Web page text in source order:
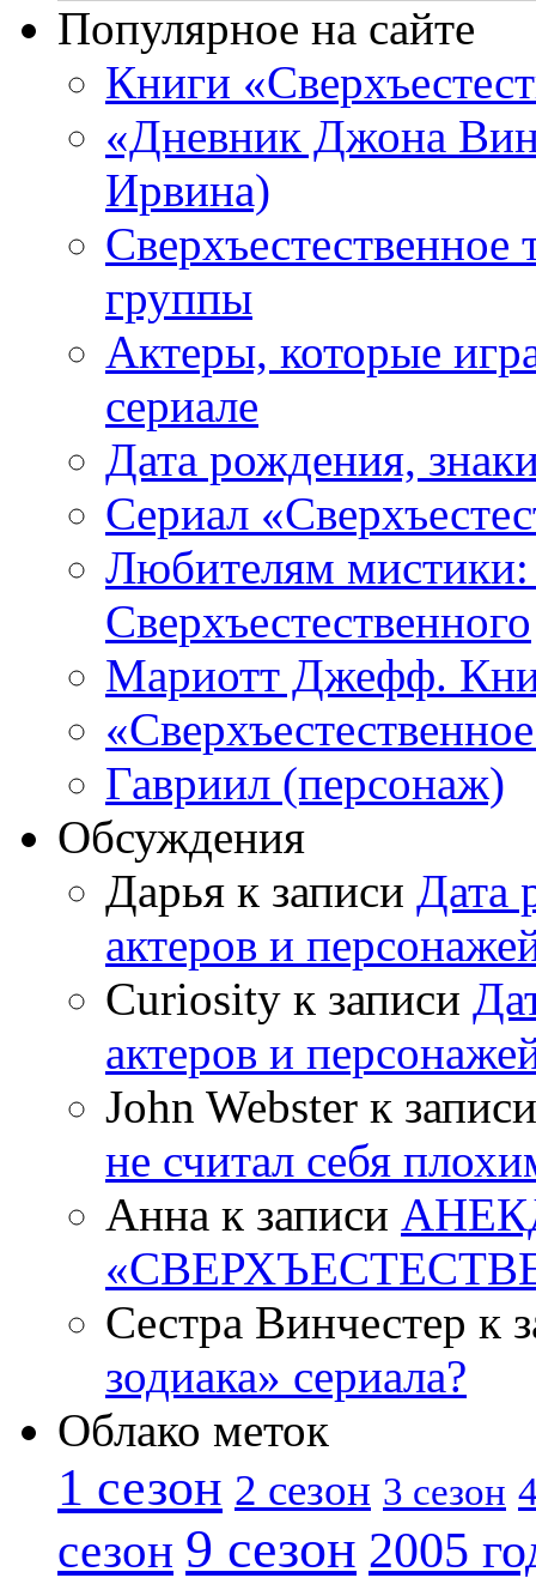
Популярное на сайте
Книги
«Дневник Джона
Ирвина)
Сверхъестественное
группы
Актеры, которые
сериале
Дата рождения,
Сериал
Любителям
Сверхъестественного
Мариотт Джефф.
Гавриил (персонаж)
Обсуждения
Дарья к записи Дата
актеров и
Curiosity к записи
актеров и
John Webster к
не считал себя
Анна к записи
Сестра Винчестер к
зодиака» сериала?
Облако меток
1 сезон 2 сезон 3 сезон
сезон 9 сезон 2005